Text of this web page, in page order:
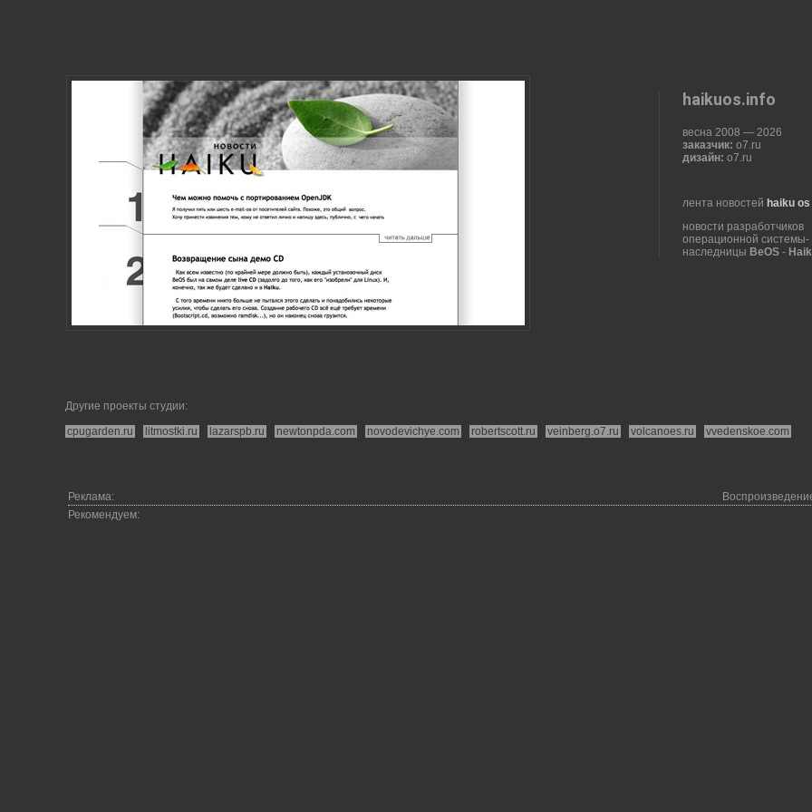
haikuos.info
весна 2008 — 2026
заказчик: o7.ru
дизайн: o7.ru
лента новостей haiku os
новости разработчиков
операционной системы-
наследницы BeOS -
Другие проекты студии:
cpugarden.ru
litmostki.ru lazarspb.ru newtonpda.com novodevichye.com robertscott.ru veinberg.o7.ru volcanoes.ru vvedenskoe.com
Реклама:
Рекомендуем: